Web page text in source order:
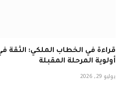
قراءة في الخطاب الملكي: الثقة
أولوية المرحلة المقبلة
يوليو 29, 2026